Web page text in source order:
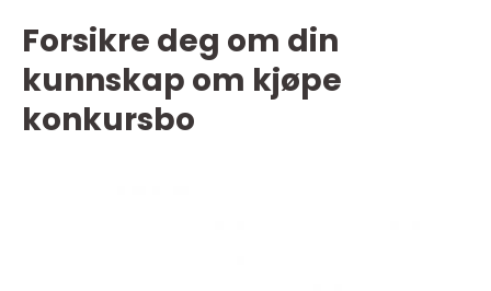
Forsikre deg om din
kunnskap om kjøpe
konkursbo